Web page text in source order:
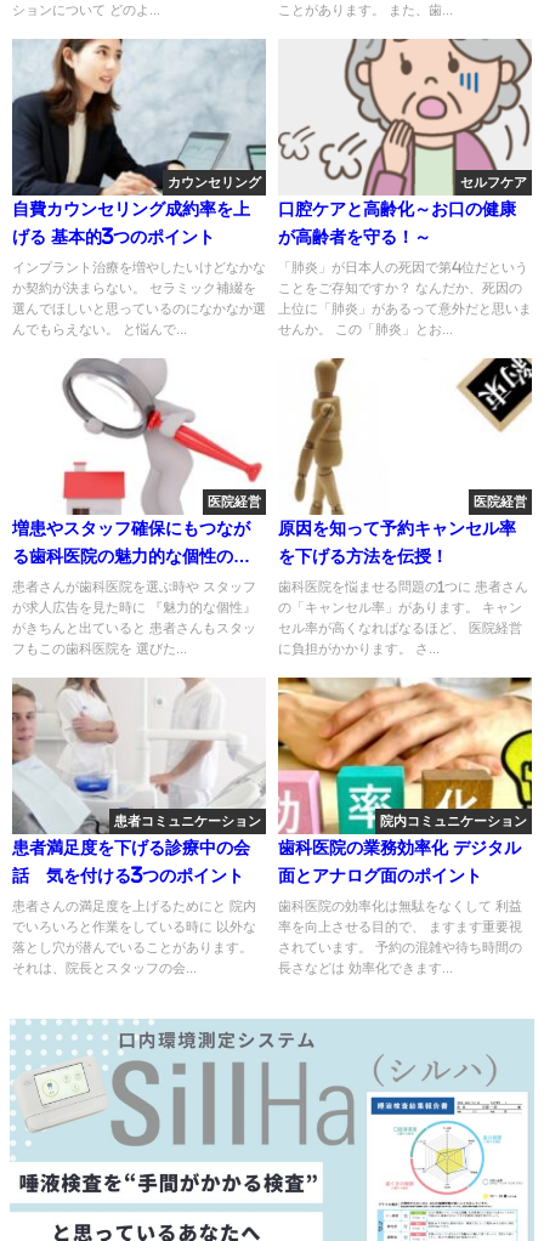
ションについて どのよ... ことがあります。 また、歯...
カウンセリング
自費カウンセリング成約率を上
げる 基本的3つのポイント
インプラント治療を増やしたいけどなかな
か契約が決まらない。 セラミック補綴を
選んでほしいと思っているのになかなか選
んでもらえない。 と悩んで...
セルフケア
口腔ケアと高齢化～お口の健康
が高齢者を守る！～
「肺炎」が日本人の死因で第4位だという
ことをご存知ですか？ なんだか、死因の
上位に「肺炎」があるって意外だと思いま
せんか。 この「肺炎」とお...
医院経営
増患やスタッフ確保にもつなが
る歯科医院の魅力的な個性の作
り方
患者さんが歯科医院を選ぶ時や スタッフ
が求人広告を見た時に 『魅力的な個性』
がきちんと出ていると 患者さんもスタッ
フもこの歯科医院を 選びた...
医院経営
原因を知って予約キャンセル率
を下げる方法を伝授！
歯科医院を悩ませる問題の1つに 患者さん
の「キャンセル率」があります。 キャン
セル率が高くなればなるほど、 医院経営
に負担がかかります。 さ...
患者コミュニケーション
患者満足度を下げる診療中の会
話 気を付ける3つのポイント
患者さんの満足度を上げるためにと 院内
でいろいろと作業をしている時に 以外な
落とし穴が潜んでいることがあります。
それは、院長とスタッフの会...
院内コミュニケーション
歯科医院の業務効率化 デジタル
面とアナログ面のポイント
歯科医院の効率化は無駄をなくして 利益
率を向上させる目的で、 ますます重要視
されています。 予約の混雑や待ち時間の
長さなどは 効率化できます...